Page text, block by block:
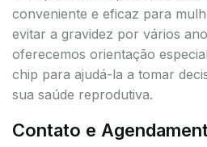
conveniente e eficaz para
evitar a gravidez por vários
oferecemos orientação
chip para ajudá-la a tomar
sua saúde reprodutiva.
Contato e